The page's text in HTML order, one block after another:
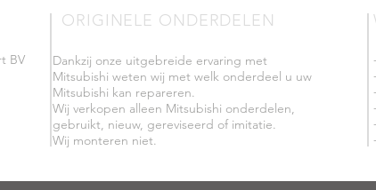
BV
ORIGINELE ONDERDELEN
Dankzij onze uitgebreide ervaring met
Mitsubishi weten wij met welk onderdeel u uw
Mitsubishi kan repareren.
Wij verkopen alleen Mitsubishi onderdelen,
gebruikt, nieuw, gereviseerd of imitatie.
Wij monteren niet.